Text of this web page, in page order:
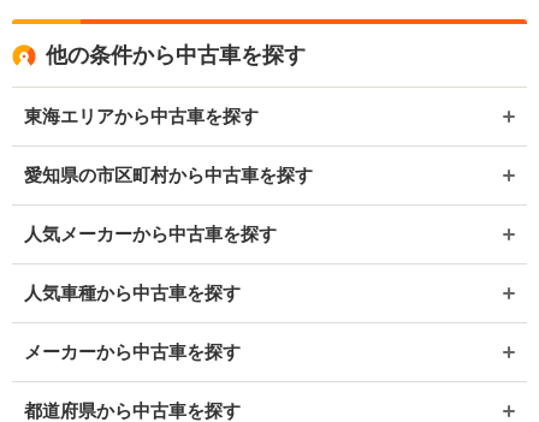
他の条件から中古車を探す
東海エリアから中古車を探す
愛知県の市区町村から中古車を探す
人気メーカーから中古車を探す
人気車種から中古車を探す
メーカーから中古車を探す
都道府県から中古車を探す